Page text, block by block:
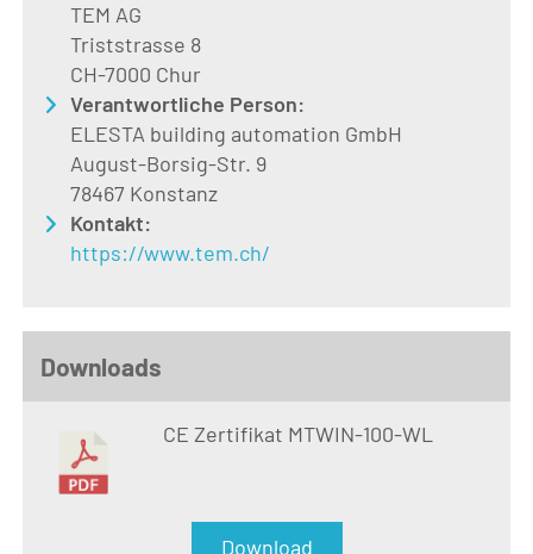
TEM AG
Triststrasse 8
CH-7000 Chur
Verantwortliche Person:
ELESTA building automation GmbH
August-Borsig-Str. 9
78467 Konstanz
Kontakt:
https://www.tem.ch/
Downloads
CE Zertifikat MTWIN-100-WL
Download